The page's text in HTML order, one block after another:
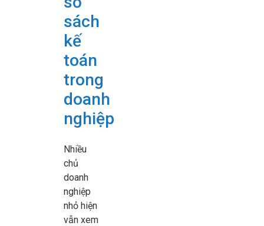
sách
kế
toán
trong
doanh
nghiệp
Nhiều
chủ
doanh
nghiệp
nhỏ hiện
vẫn xem